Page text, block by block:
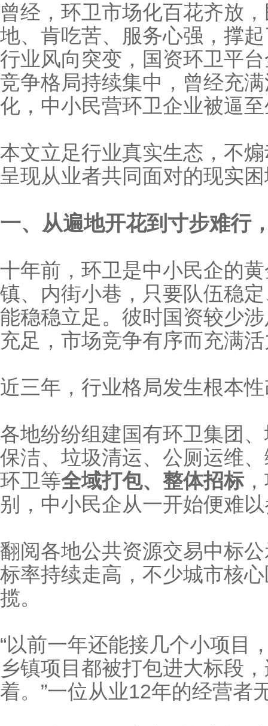
曾经，环卫市场化百花齐放
地、肯吃苦、服务心强，
行业风向突变，国资环卫平
竞争格局持续集中，曾经充
化，中小民营环卫企业被逼
本文立足行业真实生态，不
呈现从业者共同面对的现实
一、从遍地开花到寸步难行
十年前，环卫是中小民企的
镇、内街小巷，只要队伍稳
能稳稳立足。彼时国资较少涉足环卫
充足，市场竞争有序而充满
近三年，行业格局发生根本
各地纷纷组建国有环卫集团
保洁、垃圾清运、公厕运维
环卫等全域打包、整体招标
别，中小民企从一开始便难
翻阅各地公共资源交易中标公
标率持续走高，不少城市核心区
揽。
“以前一年还能接几个小项目
乡镇项目都被打包进大标
着。”一位从业12年的经营者